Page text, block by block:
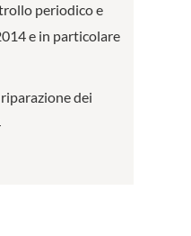
periodico e
e in particolare
dei